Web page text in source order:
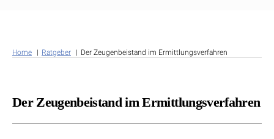
Home Ratgeber Der Zeugenbeistand im Ermittlungsverfahren
Der Zeugenbeistand im Ermittlungsverfahren